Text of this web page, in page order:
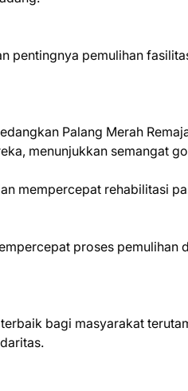
pentingnya pemulihan
Palang Merah
menunjukkan semangat
mempercepat rehabilitasi
proses pemulihan
bagi masyarakat